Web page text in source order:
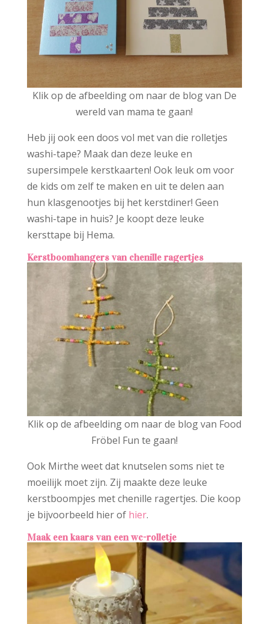
Klik op de afbeelding om naar de blog van De
wereld van mama te gaan!
Heb jij ook een doos vol met van die rolletjes
washi-tape? Maak dan deze leuke en
supersimpele kerstkaarten! Ook leuk om voor
de kids om zelf te maken en uit te delen aan
hun klasgenootjes bij het kerstdiner! Geen
washi-tape in huis? Je koopt deze leuke
kersttape bij Hema.
Kerstboomhangers van chenille ragertjes
Klik op de afbeelding om naar de blog van Food
Fröbel Fun te gaan!
Ook Mirthe weet dat knutselen soms niet te
moeilijk moet zijn. Zij maakte deze leuke
kerstboompjes met chenille ragertjes. Die koop
je bijvoorbeeld hier of hier.
Maak een kaars van een wc-rolletje